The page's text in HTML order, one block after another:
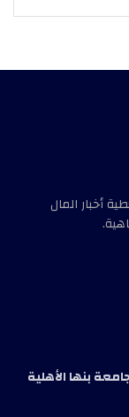
أخبار المال
بنها الأهلية